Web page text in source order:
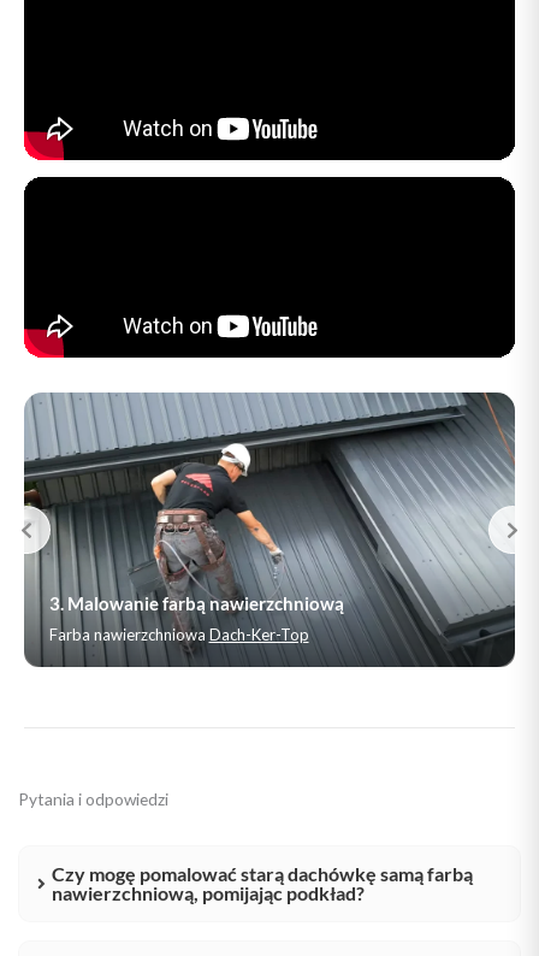
3. Malowanie farbą nawierzchniową
Farba nawierzchniowa Dach-Ker-Top
Pytania i odpowiedzi
Czy mogę pomalować starą dachówkę samą farbą
nawierzchniową, pomijając podkład?